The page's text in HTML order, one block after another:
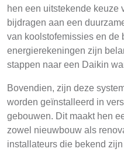
hen een uitstekende keuze
bijdragen aan een
van koolstofemissies en de
energierekeningen zijn
stappen naar een Daikin
Bovendien, zijn deze
worden geïnstalleerd in
gebouwen. Dit maakt hen
zowel nieuwbouw als
installateurs die bekend